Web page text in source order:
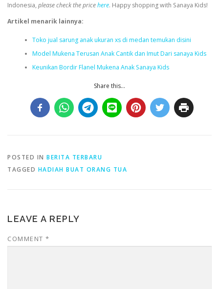
Indonesia, please check the pricehere. Happy shopping with Sanaya Kids!
Artikel menarik lainnya:
Toko jual sarung anak ukuran xs di medan temukan disini
Model Mukena Terusan Anak Cantik dan Imut Dari sanaya Kids
Keunikan Bordir Flanel Mukena Anak Sanaya Kids
Share this...
POSTED IN BERITA TERBARU
TAGGED HADIAH BUAT ORANG TUA
LEAVE A REPLY
COMMENT *